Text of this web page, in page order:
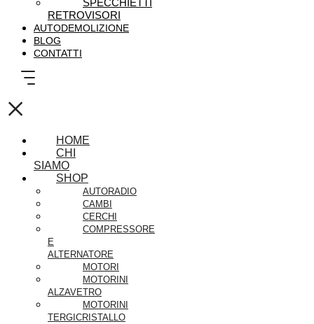
SPECCHIETTI
RETROVISORI
AUTODEMOLIZIONE
BLOG
CONTATTI
×
HOME
CHI
SIAMO
SHOP
AUTORADIO
CAMBI
CERCHI
COMPRESSORE
E
ALTERNATORE
MOTORI
MOTORINI
ALZAVETRO
MOTORINI
TERGICRISTALLO